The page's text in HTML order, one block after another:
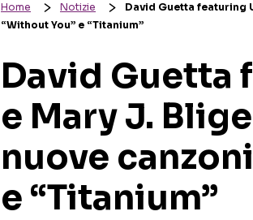
Home Notizie
David Guetta featuring
“Without You” e “Titanium”
David Guetta
e Mary J.
nuove
e “Titanium”